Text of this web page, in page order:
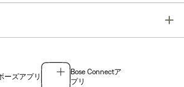
ーズアプリ
Bose Connectア
プリ